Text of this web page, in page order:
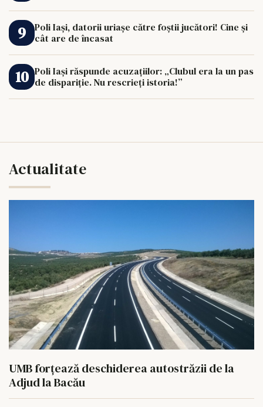
Poli Iași, datorii uriașe către foștii jucători! Cine și
cât are de încasat
Poli Iași răspunde acuzațiilor: „Clubul era la un pas
de dispariție. Nu rescrieți istoria!”
Actualitate
UMB forțează deschiderea autostrăzii de la
Adjud la Bacău